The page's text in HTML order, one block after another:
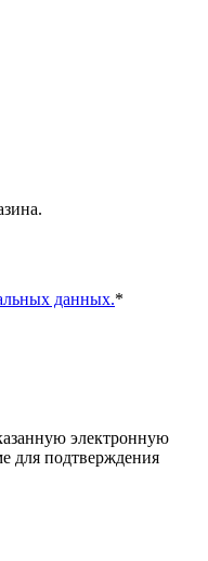
данных.*
электронную
для подтверждения